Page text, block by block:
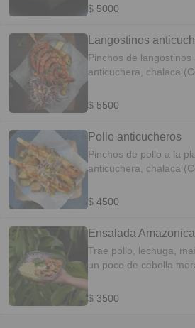
$ 5000
Langostinos
Pinchos de
anticuchera, chalaca
$ 5500
Pollo anticucheros
Pinchos de pollo a la
anticuchera, chalaca
$ 4500
Ensalada Amazonica
Trae pollo, lechuga,
un poco de cebolla
$ 3500